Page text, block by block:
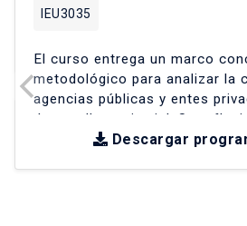
IEU3035
El curso entrega un marco
metodológico para analizar la
agencias públicas y entes
desarrollo territorial
Se
sobre experiencias en
Descargar